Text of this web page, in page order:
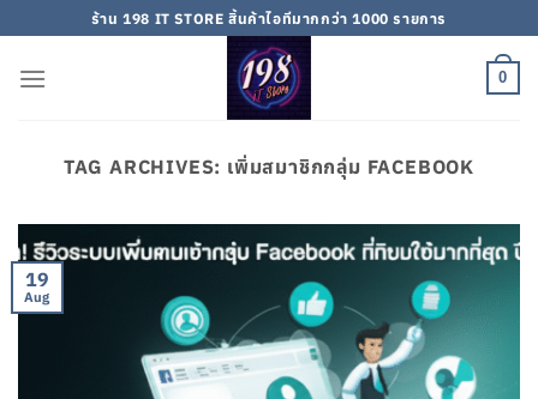
to
content
ร้าน 198 IT STORE สิ้นค้าไอทีมากกว่า 1000 รายการ
0
TAG ARCHIVES: เพิ่มสมาชิกกลุ่ม FACEBOOK
19
Aug